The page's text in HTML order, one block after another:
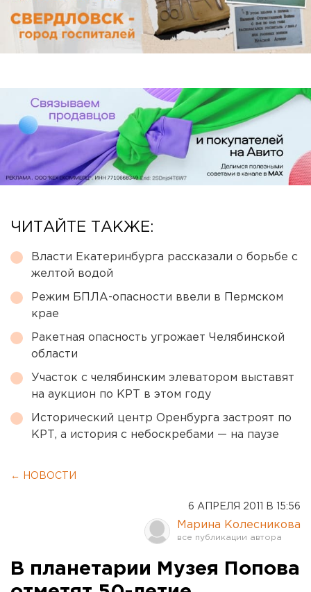
ЧИТАЙТЕ ТАКЖЕ:
Власти Екатеринбурга рассказали о борьбе с
желтой водой
Режим БПЛА-опасности ввели в Пермском
крае
Ракетная опасность угрожает Челябинской
области
Участок с челябинским элеватором выставят
на аукцион по КРТ в этом году
Исторический центр Оренбурга застроят по
КРТ, а история с небоскребами — на паузе
← НОВОСТИ
6 АПРЕЛЯ 2011 В 15:56
Марина Колесникова
В планетарии Музея Попова